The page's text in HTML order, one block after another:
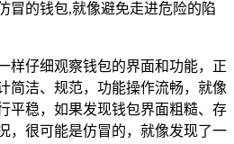
冒的钱包,就像避免走进危险的陷
样仔细观察钱包的界面和功能，正
简洁、规范，功能操作流畅，就像
平稳，如果发现钱包界面粗糙、存
，很可能是仿冒的，就像发现了一